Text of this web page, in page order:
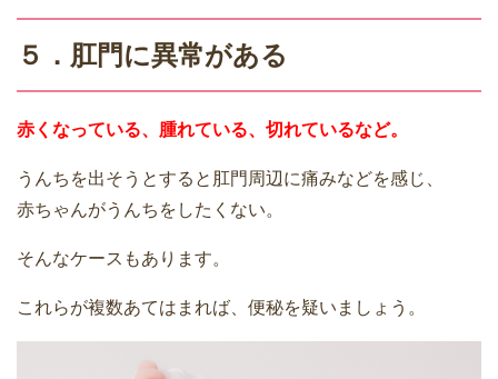
５．肛門に異常がある
赤くなっている、腫れている、切れているなど。
うんちを出そうとすると肛門周辺に痛みなどを感じ、
赤ちゃんがうんちをしたくない。
そんなケースもあります。
これらが複数あてはまれば、便秘を疑いましょう。